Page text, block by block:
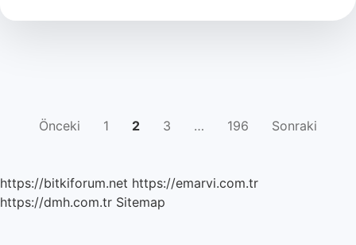
giymeli
YAZI
Önceki 1 2 3 … 196 Sonraki
https://bitkiforum.net https://emarvi.com.tr
https://dmh.com.tr Sitemap